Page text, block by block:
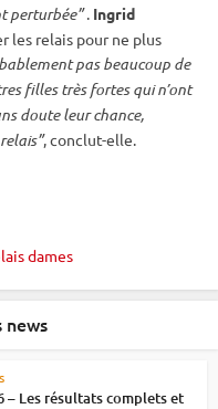
perturbée”. Ingrid
les relais pour ne plus
pas beaucoup de
filles très fortes qui n’ont
doute leur chance,
relais”, conclut-elle.
dames
news
– Les résultats complets et